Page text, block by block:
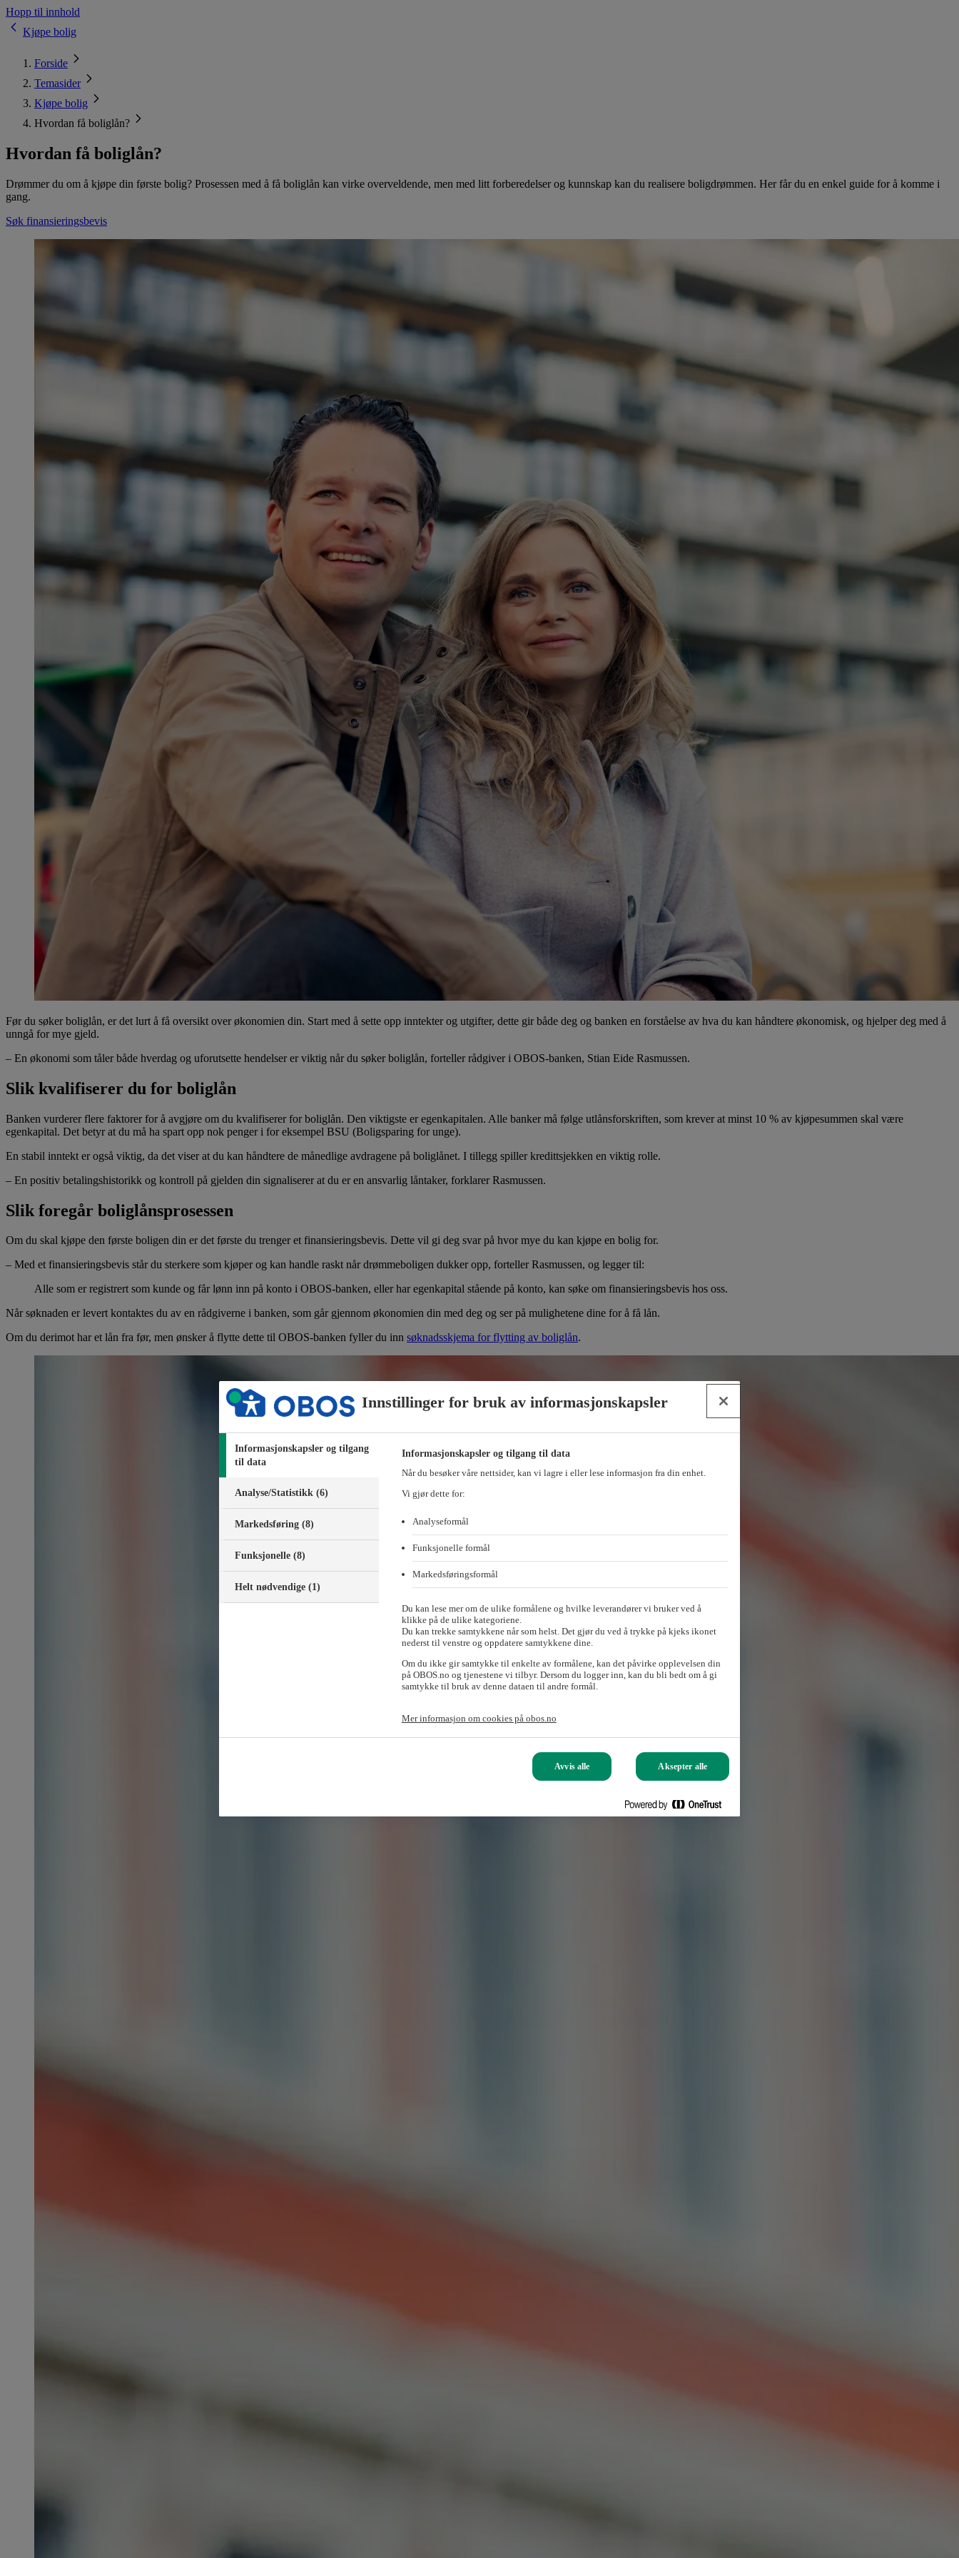
Hopp til innhold
Kjøpe bolig
Forside
Temasider
Kjøpe bolig
Hvordan få boliglån?
Hvordan få boliglån?
Drømmer du om å kjøpe din første bolig? Prosessen med å få boliglån kan virke overveldende, men med litt forberedelser og kunnskap kan du realisere boligdrømmen. Her får du en enkel guide for å komme i
gang.
Søk finansieringsbevis
Før du søker boliglån, er det lurt å få oversikt over økonomien din. Start med å sette opp inntekter og utgifter, dette gir både deg og banken en forståelse av hva du kan håndtere økonomisk, og hjelper deg med å
unngå for mye gjeld.
– En økonomi som tåler både hverdag og uforutsette hendelser er viktig når du søker boliglån, forteller rådgiver i OBOS-banken, Stian Eide Rasmussen.
Slik kvalifiserer du for boliglån
Banken vurderer flere faktorer for å avgjøre om du kvalifiserer for boliglån. Den viktigste er egenkapitalen. Alle banker må følge utlånsforskriften, som krever at minst 10 % av kjøpesummen skal være
egenkapital. Det betyr at du må ha spart opp nok penger i for eksempel BSU (Boligsparing for unge).
En stabil inntekt er også viktig, da det viser at du kan håndtere de månedlige avdragene på boliglånet. I tillegg spiller kredittsjekken en viktig rolle.
– En positiv betalingshistorikk og kontroll på gjelden din signaliserer at du er en ansvarlig låntaker, forklarer Rasmussen.
Slik foregår boliglånsprosessen
Om du skal kjøpe den første boligen din er det første du trenger et finansieringsbevis. Dette vil gi deg svar på hvor mye du kan kjøpe en bolig for.
– Med et finansieringsbevis står du sterkere som kjøper og kan handle raskt når drømmeboligen dukker opp, forteller Rasmussen, og legger til:
Alle som er registrert som kunde og får lønn inn på konto i OBOS-banken, eller har egenkapital stående på konto, kan søke om finansieringsbevis hos oss.
Når søknaden er levert kontaktes du av en rådgiverne i banken, som går gjennom økonomien din med deg og ser på mulighetene dine for å få lån.
Om du derimot har et lån fra før, men ønsker å flytte dette til OBOS-banken fyller du inn søknadsskjema for flytting av boliglån.
Innstillinger for bruk av informasjonskapsler
Informasjonskapsler og tilgang
til data
Analyse/Statistikk (6)
Markedsføring (8)
Funksjonelle (8)
Helt nødvendige (1)
Informasjonskapsler og tilgang til data
Når du besøker våre nettsider, kan vi lagre i eller lese informasjon fra din enhet.
Vi gjør dette for:
Analyseformål
Funksjonelle formål
Markedsføringsformål
Du kan lese mer om de ulike formålene og hvilke leverandører vi bruker ved å
klikke på de ulike kategoriene.
Du kan trekke samtykkene når som helst. Det gjør du ved å trykke på kjeks ikonet
nederst til venstre og oppdatere samtykkene dine.
Om du ikke gir samtykke til enkelte av formålene, kan det påvirke opplevelsen din
på OBOS.no og tjenestene vi tilbyr. Dersom du logger inn, kan du bli bedt om å gi
samtykke til bruk av denne dataen til andre formål.
Mer informasjon om cookies på obos.no
Avvis alle Aksepter alle